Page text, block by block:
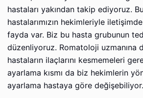
hastaları yakından takip ediyoruz.
hastalarımızın hekimleriyle
fayda var. Biz bu hasta grubunun
düzenliyoruz. Romatoloji uzmanına
hastaların ilaçlarını kesmemeleri
ayarlama kısmı da biz hekimlerin
ayarlama hastaya göre